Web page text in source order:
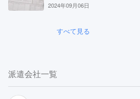
2024年09月06日
すべて見る
派遣会社一覧